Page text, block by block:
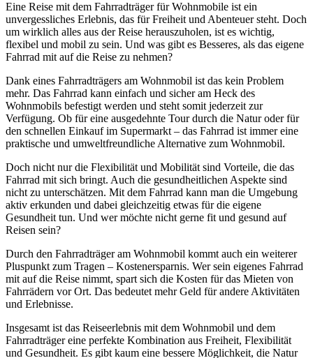
Eine Reise mit dem Fahrradträger für Wohnmobile ist ein
unvergessliches Erlebnis, das für Freiheit und Abenteuer steht. Doch
um wirklich alles aus der Reise herauszuholen, ist es wichtig,
flexibel und mobil zu sein. Und was gibt es Besseres, als das eigene
Fahrrad mit auf die Reise zu nehmen?
Dank eines Fahrradträgers am Wohnmobil ist das kein Problem
mehr. Das Fahrrad kann einfach und sicher am Heck des
Wohnmobils befestigt werden und steht somit jederzeit zur
Verfügung. Ob für eine ausgedehnte Tour durch die Natur oder für
den schnellen Einkauf im Supermarkt – das Fahrrad ist immer eine
praktische und umweltfreundliche Alternative zum Wohnmobil.
Doch nicht nur die Flexibilität und Mobilität sind Vorteile, die das
Fahrrad mit sich bringt. Auch die gesundheitlichen Aspekte sind
nicht zu unterschätzen. Mit dem Fahrrad kann man die Umgebung
aktiv erkunden und dabei gleichzeitig etwas für die eigene
Gesundheit tun. Und wer möchte nicht gerne fit und gesund auf
Reisen sein?
Durch den Fahrradträger am Wohnmobil kommt auch ein weiterer
Pluspunkt zum Tragen – Kostenersparnis. Wer sein eigenes Fahrrad
mit auf die Reise nimmt, spart sich die Kosten für das Mieten von
Fahrrädern vor Ort. Das bedeutet mehr Geld für andere Aktivitäten
und Erlebnisse.
Insgesamt ist das Reiseerlebnis mit dem Wohnmobil und dem
Fahrradträger eine perfekte Kombination aus Freiheit, Flexibilität
und Gesundheit. Es gibt kaum eine bessere Möglichkeit, die Natur